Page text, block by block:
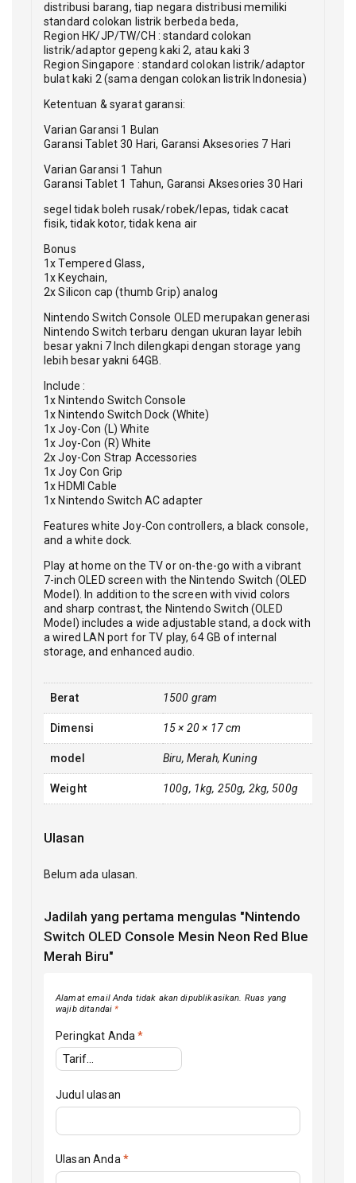
distribusi barang, tiap negara distribusi memiliki
standard colokan listrik berbeda beda,
Region HK/JP/TW/CH : standard colokan
listrik/adaptor gepeng kaki 2, atau kaki 3
Region Singapore : standard colokan listrik/adaptor
bulat kaki 2 (sama dengan colokan listrik Indonesia)
Ketentuan & syarat garansi:
Varian Garansi 1 Bulan
Garansi Tablet 30 Hari, Garansi Aksesories 7 Hari
Varian Garansi 1 Tahun
Garansi Tablet 1 Tahun, Garansi Aksesories 30 Hari
segel tidak boleh rusak/robek/lepas, tidak cacat
fisik, tidak kotor, tidak kena air
Bonus
1x Tempered Glass,
1x Keychain,
2x Silicon cap (thumb Grip) analog
Nintendo Switch Console OLED merupakan generasi
Nintendo Switch terbaru dengan ukuran layar lebih
besar yakni 7 Inch dilengkapi dengan storage yang
lebih besar yakni 64GB.
Include :
1x Nintendo Switch Console
1x Nintendo Switch Dock (White)
1x Joy-Con (L) White
1x Joy-Con (R) White
2x Joy-Con Strap Accessories
1x Joy Con Grip
1x HDMI Cable
1x Nintendo Switch AC adapter
Features white Joy-Con controllers, a black console,
and a white dock.
Play at home on the TV or on-the-go with a vibrant
7-inch OLED screen with the Nintendo Switch (OLED
Model). In addition to the screen with vivid colors
and sharp contrast, the Nintendo Switch (OLED
Model) includes a wide adjustable stand, a dock with
a wired LAN port for TV play, 64 GB of internal
storage, and enhanced audio.
Berat 1500 gram
Dimensi 15 × 20 × 17 cm
model Biru, Merah, Kuning
Weight 100g, 1kg, 250g, 2kg, 500g
Ulasan
Belum ada ulasan.
Jadilah yang pertama mengulas "Nintendo
Switch OLED Console Mesin Neon Red Blue
Merah Biru"
Alamat email Anda tidak akan dipublikasikan. Ruas yang
wajib ditandai*
Peringkat Anda*
Judul ulasan
Ulasan Anda *